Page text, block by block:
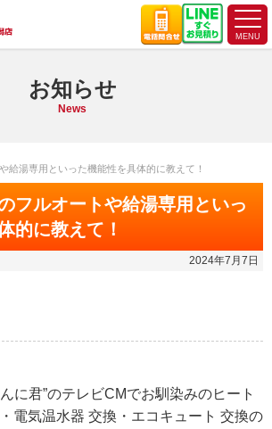
お知らせ
News
給湯専用といった機能性を具体的に教えて！
フルオートや給湯専用といっ
的に教えて！
2024年7月7日
に君”のテレビCMでお馴染みのヒート
電気温水器 交換・エコキュート 交換の